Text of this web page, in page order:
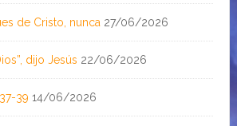
de Cristo, nunca 27/06/2026
dijo Jesús 22/06/2026
39 14/06/2026